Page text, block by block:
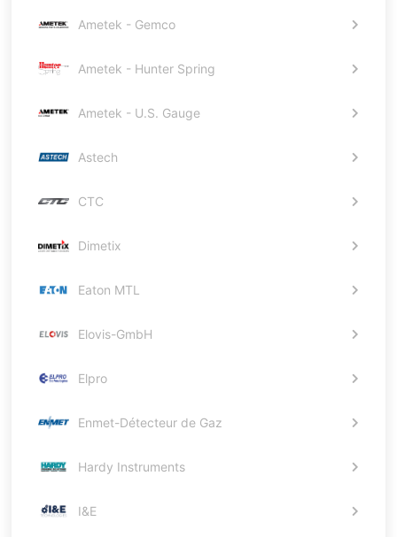
Ametek - Gemco
Ametek - Hunter Spring
Ametek - U.S. Gauge
Astech
CTC
Dimetix
Eaton MTL
Elovis-GmbH
Elpro
Enmet-Détecteur de Gaz
Hardy Instruments
I&E